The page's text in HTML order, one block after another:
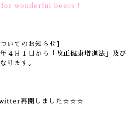
wonderful beers！
ついてのお知らせ】
４月１日から「改正健康増進法」及
ります。
再開しました☆☆☆